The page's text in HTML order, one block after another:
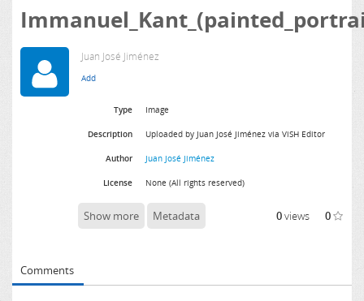
Juan José Jiménez
Type Image
Description Uploaded by Juan José Jiménez via ViSH Editor
Author Juan José Jiménez
License None (All rights reserved)
Show more Metadata 0views 0
Comments